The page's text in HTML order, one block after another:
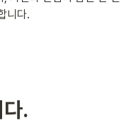
니다.
.